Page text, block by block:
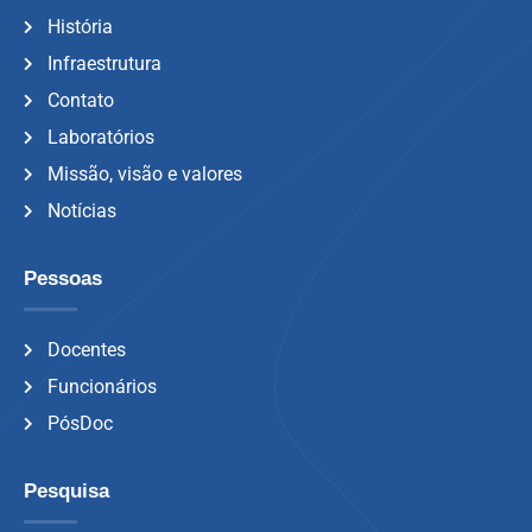
História
Infraestrutura
Contato
Laboratórios
Missão, visão e valores
Notícias
Pessoas
Docentes
Funcionários
PósDoc
Pesquisa